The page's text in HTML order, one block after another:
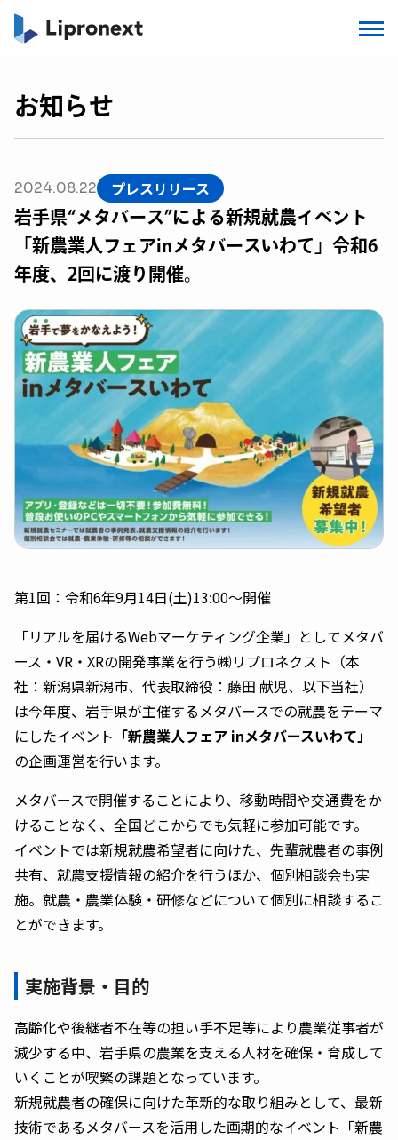
お知らせ
2024.08.22 プレスリリース
岩手県“メタバース”による新規就農イベント
「新農業人フェアinメタバースいわて」令和6
年度、2回に渡り開催。
第1回：令和6年9月14日(土)13:00〜開催
「リアルを届けるWebマーケティング企業」としてメタバ
ース・VR・XRの開発事業を行う㈱リプロネクスト（本
社：新潟県新潟市、代表取締役：藤田 献児、以下当社）
は今年度、岩手県が主催するメタバースでの就農をテーマ
にしたイベント 「新農業人フェア inメタバースいわて」
の企画運営を行います。
メタバースで開催することにより、移動時間や交通費をか
けることなく、全国どこからでも気軽に参加可能です。
イベントでは新規就農希望者に向けた、先輩就農者の事例
共有、就農支援情報の紹介を行うほか、個別相談会も実
施。就農・農業体験・研修などについて個別に相談するこ
とができます。
実施背景・目的
高齢化や後継者不在等の担い手不足等により農業従事者が
減少する中、岩手県の農業を支える人材を確保・育成して
いくことが喫緊の課題となっています。
新規就農者の確保に向けた革新的な取り組みとして、最新
技術であるメタバースを活用した画期的なイベント「新農